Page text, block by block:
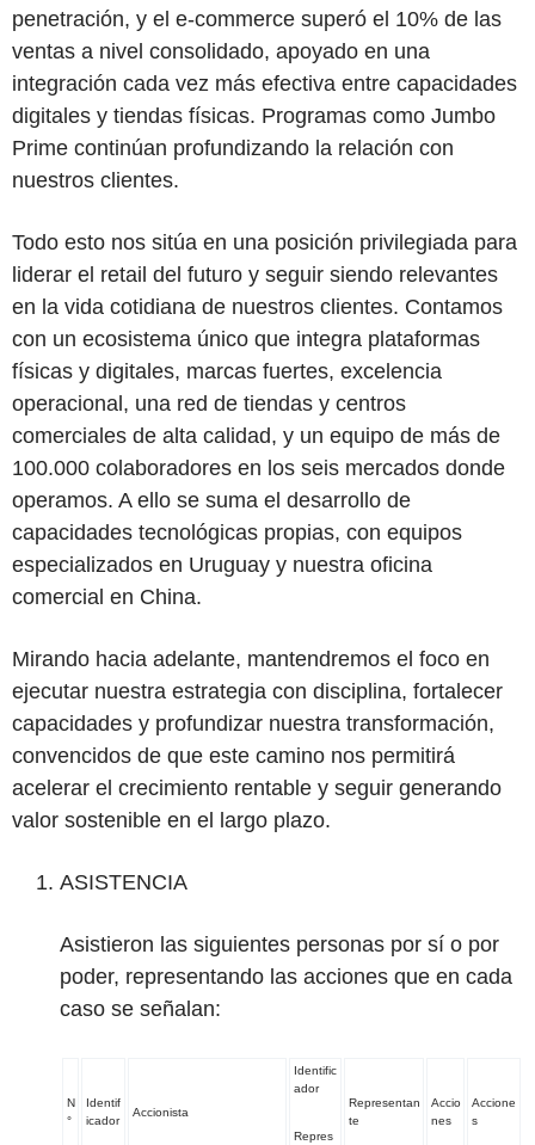
penetración, y el e-commerce superó el 10% de las
ventas a nivel consolidado, apoyado en una
integración cada vez más efectiva entre capacidades
digitales y tiendas físicas. Programas como Jumbo
Prime continúan profundizando la relación con
nuestros clientes.
Todo esto nos sitúa en una posición privilegiada para
liderar el retail del futuro y seguir siendo relevantes
en la vida cotidiana de nuestros clientes. Contamos
con un ecosistema único que integra plataformas
físicas y digitales, marcas fuertes, excelencia
operacional, una red de tiendas y centros
comerciales de alta calidad, y un equipo de más de
100.000 colaboradores en los seis mercados donde
operamos. A ello se suma el desarrollo de
capacidades tecnológicas propias, con equipos
especializados en Uruguay y nuestra oficina
comercial en China.
Mirando hacia adelante, mantendremos el foco en
ejecutar nuestra estrategia con disciplina, fortalecer
capacidades y profundizar nuestra transformación,
convencidos de que este camino nos permitirá
acelerar el crecimiento rentable y seguir generando
valor sostenible en el largo plazo.
ASISTENCIA
Asistieron las siguientes personas por sí o por
poder, representando las acciones que en cada
caso se señalan:
N
°
Identif
icador
Accionista
Identific
ador
Repres
Representan
te
Accio
nes
Accione
s